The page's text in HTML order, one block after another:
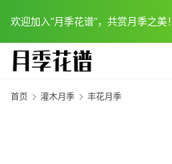
欢迎加入“月季花谱”，共赏月季之美！
首页 灌木月季 丰花月季